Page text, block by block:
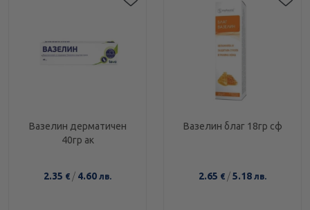
Вазелин дерматичен
40гр ак
2.35 € / 4.60 лв.
Вазелин благ 18гр сф
2.65 € /5.18 лв.